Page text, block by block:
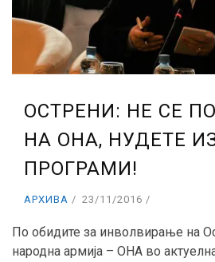
ОСТРЕНИ: НЕ СЕ
НА ОНА, НУДЕТЕ
ПРОГРАМИ!
АРХИВА 23/11/2016
По обидите за инволвирање на
народна армија – ОНА во